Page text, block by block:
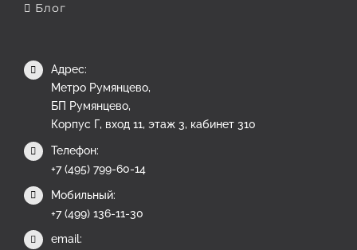
Блог
Адрес:
Метро Румянцево,
БП Румянцево,
Корпус Г, вход 11, этаж 3, кабинет 310
Телефон:
+7 (495) 799-60-14
Мобильный:
+7 (499) 136-11-30
email: